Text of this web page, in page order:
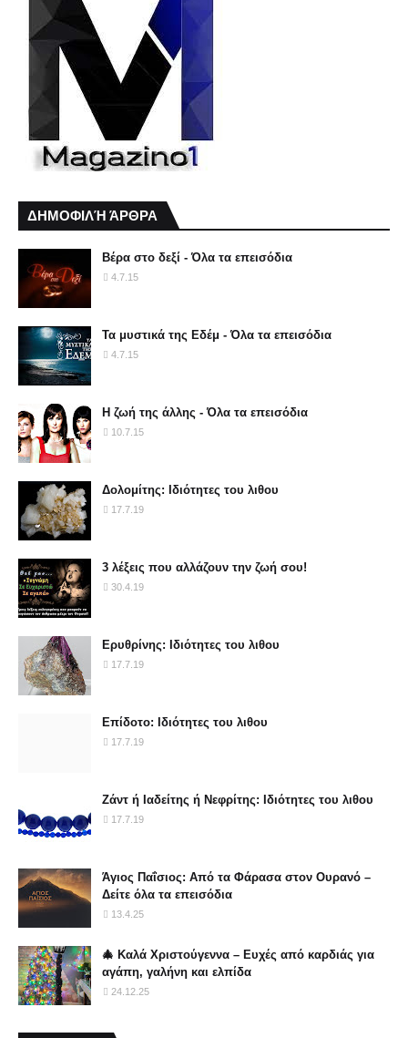
ΔΗΜΟΦΙΛΉ ΆΡΘΡΑ
Βέρα στο δεξί - Όλα τα επεισόδια
4.7.15
Τα μυστικά της Εδέμ - Όλα τα επεισόδια
4.7.15
Η ζωή της άλλης - Όλα τα επεισόδια
10.7.15
Δολομίτης: Ιδιότητες του λιθου
17.7.19
3 λέξεις που αλλάζουν την ζωή σου!
30.4.19
Ερυθρίνης: Ιδιότητες του λιθου
17.7.19
Επίδοτο: Ιδιότητες του λιθου
17.7.19
Ζάντ ή Ιαδείτης ή Νεφρίτης: Ιδιότητες του λιθου
17.7.19
Άγιος Παΐσιος: Από τα Φάρασα στον Ουρανό –
Δείτε όλα τα επεισόδια
13.4.25
🎄 Καλά Χριστούγεννα – Ευχές από καρδιάς για
αγάπη, γαλήνη και ελπίδα
24.12.25